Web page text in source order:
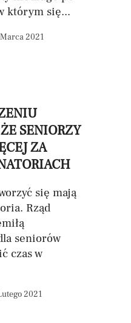
którym się...
2021
SENIORZY
ZA
się mają
Rząd
seniorów
czas w
2021